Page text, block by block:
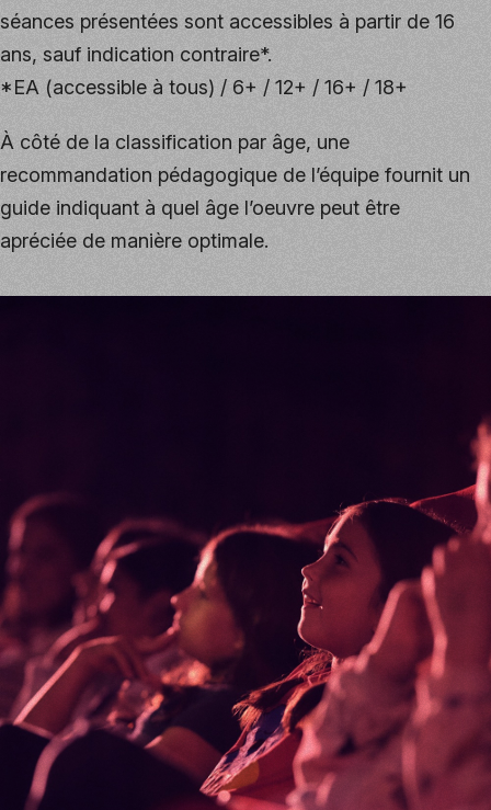
séances présentées sont accessibles à partir de 16
ans, sauf indication contraire*.
*EA (accessible à tous) / 6+ / 12+ / 16+ / 18+
À côté de la classification par âge, une
recommandation pédagogique de l’équipe fournit un
guide indiquant à quel âge l’oeuvre peut être
apréciée de manière optimale.